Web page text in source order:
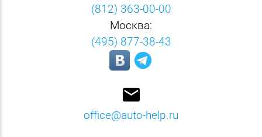
(812) 363-00-00
Москва:
(495) 877-38-43
email
office@auto-help.ru